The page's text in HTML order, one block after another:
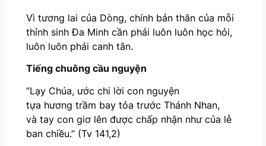
Vì tương lai của Dòng, chính bản thân của mỗi
thỉnh sinh Đa Minh cần phải luôn luôn học hỏi,
luôn luôn phải canh tân.
Tiếng chuông cầu nguyện
“Lạy Chúa, ước chi lời con nguyện
tựa hương trầm bay tỏa trước Thánh Nhan,
và tay con giơ lên được chấp nhận như của lễ
ban chiều.” (Tv 141,2)